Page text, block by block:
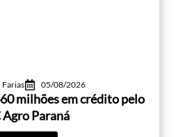
05/08/2026
milhões em crédito pelo
Paraná